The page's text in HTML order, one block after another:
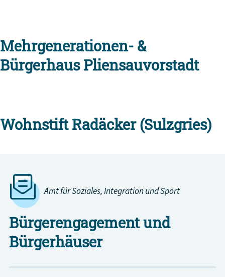
Mehrgenerationen- &
Bürgerhaus Pliensauvorstadt
Wohnstift Radäcker (Sulzgries)
Amt für Soziales, Integration und Sport
Bürgerengagement und
Bürgerhäuser